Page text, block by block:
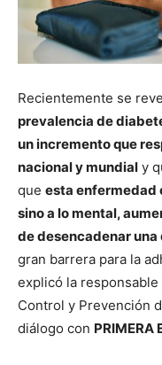
Recientemente se
prevalencia de
un incremento que
nacional y mundial y
que esta enfermedad
sino a lo mental,
de desencadenar una
gran barrera para la
explicó la
Control y Prevención
diálogo con PRIMERA